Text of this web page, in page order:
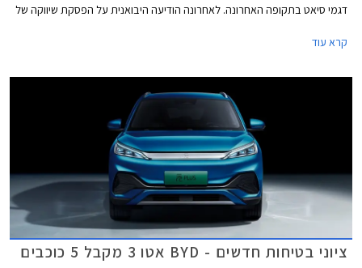
דגמי סיאט בתקופה האחרונה. לאחרונה הודיעה היבואנית על הפסקת שיווקה של
המאובזרת והיקרה יותר. דגמי סיאט עדיין סובלים ממחסור בשבבים ועל כן
קרא עוד
ציוני בטיחות חדשים - BYD אטו 3 מקבל 5 כוכבים